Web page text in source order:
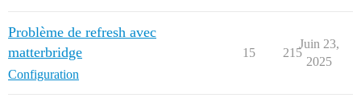
Problème de refresh avec
matterbridge
Configuration
15 215
Juin 23,
2025